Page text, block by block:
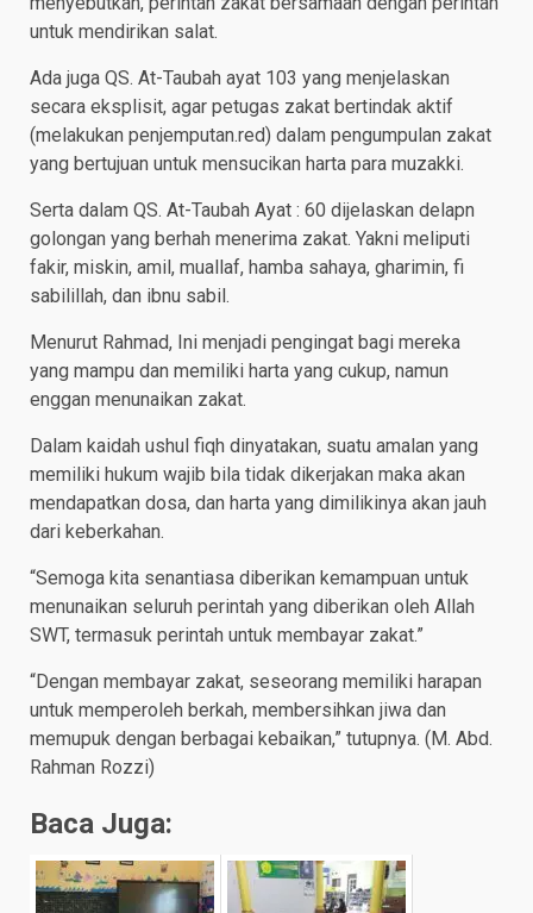
untuk mendirikan salat.
Ada juga QS. At-Taubah ayat 103 yang menjelaskan
secara eksplisit, agar petugas zakat bertindak aktif
(melakukan penjemputan.red) dalam pengumpulan zakat
yang bertujuan untuk mensucikan harta para muzakki.
Serta dalam QS. At-Taubah Ayat : 60 dijelaskan delapn
golongan yang berhah menerima zakat. Yakni meliputi
fakir, miskin, amil, muallaf, hamba sahaya, gharimin, fi
sabilillah, dan ibnu sabil.
Menurut Rahmad, Ini menjadi pengingat bagi mereka
yang mampu dan memiliki harta yang cukup, namun
enggan menunaikan zakat.
Dalam kaidah ushul fiqh dinyatakan, suatu amalan yang
memiliki hukum wajib bila tidak dikerjakan maka akan
mendapatkan dosa, dan harta yang dimilikinya akan jauh
dari keberkahan.
“Semoga kita senantiasa diberikan kemampuan untuk
menunaikan seluruh perintah yang diberikan oleh Allah
SWT, termasuk perintah untuk membayar zakat.”
“Dengan membayar zakat, seseorang memiliki harapan
untuk memperoleh berkah, membersihkan jiwa dan
memupuk dengan berbagai kebaikan,” tutupnya. (M. Abd.
Rahman Rozzi)
Baca Juga: